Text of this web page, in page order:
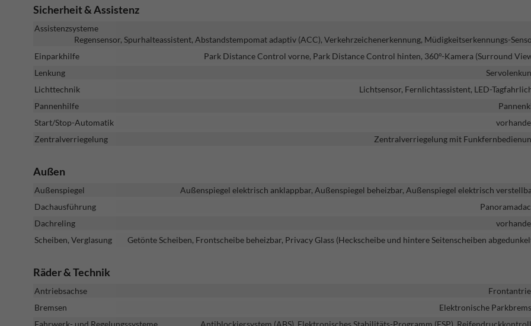
Sicherheit & Assistenz
Assistenzsysteme
Regensensor, Spurhalteassistent, Abstandstempomat adaptiv (ACC), Verkehrzeichenerkennung, Müdigkeitserkennungs-
Einparkhilfe
Park Distance Control vorne, Park Distance Control hinten, 360°-Kamera (Surround
Lenkung
Lichttechnik
Lichtsensor, Fernlichtassistent, LED-
Pannenhilfe
Start/Stop-Automatik
Zentralverriegelung
Zentralverriegelung mit
Außen
Außenspiegel
Außenspiegel elektrisch anklappbar, Außenspiegel beheizbar, Außenspiegel elektrisch
Dachausführung
Dachreling
Scheiben, Verglasung
Getönte Scheiben, Frontscheibe beheizbar, Privacy Glass (Heckscheibe und hintere Seitenscheiben
Räder & Technik
Antriebsachse
Bremsen
Elektronische